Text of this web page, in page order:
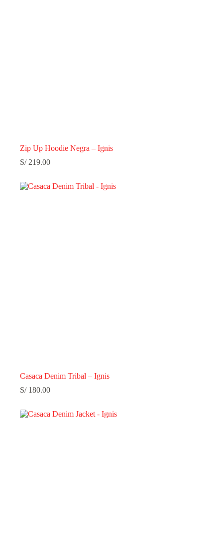
Zip Up Hoodie Negra – Ignis
S/219.00
Casaca Denim Tribal – Ignis
S/180.00